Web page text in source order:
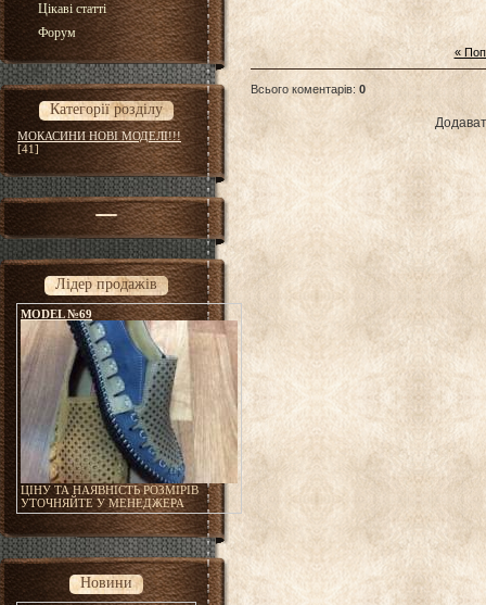
Цікаві статті
Форум
Категорії розділу
МОКАСИНИ НОВІ МОДЕЛІ!!!
[41]
Лідер продажів
MODEL №69
ЦІНУ ТА НАЯВНІСТЬ РОЗМІРІВ
УТОЧНЯЙТЕ У МЕНЕДЖЕРА
Новини
«
Всього коментарів: 0